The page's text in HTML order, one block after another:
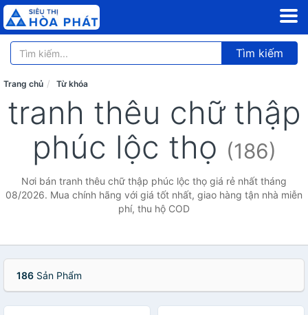
Tìm kiếm
Trang chủ Từ khóa
tranh thêu chữ thập
phúc lộc thọ (186)
Nơi bán tranh thêu chữ thập phúc lộc thọ giá rẻ nhất tháng
08/2026. Mua chính hãng với giá tốt nhất, giao hàng tận nhà miễn
phí, thu hộ COD
186 Sản Phẩm